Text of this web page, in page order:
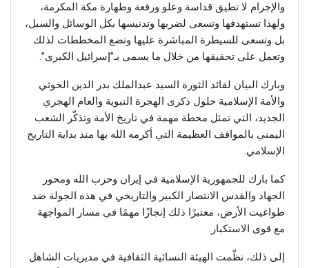
والإجرام لا تطيق قداسة وعلو ورفعة وطهارة مكة المكرمة،
ولهذا تستهدفها وتسعى لضربها وتدنيسها بكل الوسائل والسبل،
بل وتسعى للسيطرة المباشرة عليها وتضع المخططات لذلك
وتعمل على تحقيقها من خلال ما يسمى بـ”إسرائيل الكبرى”.
وبارك البيان لقائد الثورة السيد عبدالملك بدر الدين الحوثي
والأمة الإسلامية حلول ذكرى الهجرة النبوية والعام الهجري
الجديد، التي تمثل محطة مهمة في تاريخ الأمة وتذكّر الشعب
اليمني بالمواقف العظيمة التي أكرمه الله بها منذ بداية التاريخ
الإسلامي.
كما بارك للجمهورية الإسلامية في إيران وحزب الله ومحور
الجهاد والقدس الانتصار الكبير والتاريخي في هذه الجولة ضد
طواغيت الأرض، معتبرًا ذلك إنجازًا مهمًا في مسار المواجهة
مع قوى الاستكبار.
إلى ذلك، نظّمت الهيئة النسائية الثقافية في مديريات الشاهل